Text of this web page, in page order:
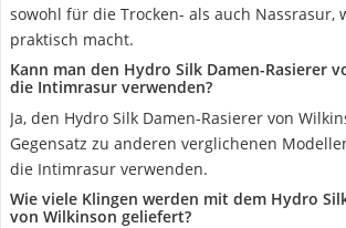
sowohl für die Trocken- als auch Nassrasur,
praktisch macht.
Kann man den Hydro Silk Damen-Rasierer
die Intimrasur verwenden?
Ja, den Hydro Silk Damen-Rasierer von
Gegensatz zu anderen verglichenen
die Intimrasur verwenden.
Wie viele Klingen werden mit dem Hydro
von Wilkinson geliefert?